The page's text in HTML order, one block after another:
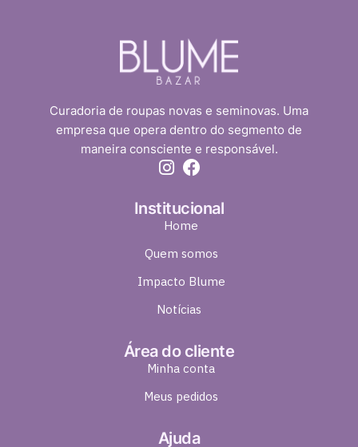
Curadoria de roupas novas e seminovas. Uma
empresa que opera dentro do segmento de
maneira consciente e responsável.
Institucional
Home
Quem somos
Impacto Blume
Notícias
Área do cliente
Minha conta
Meus pedidos
Ajuda